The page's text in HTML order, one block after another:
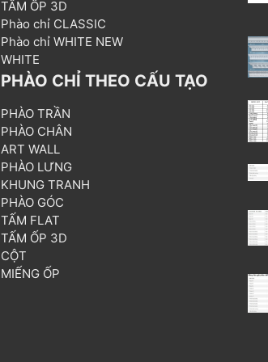
TẤM ỐP 3D
Phào chỉ CLASSIC
Phào chỉ WHITE NEW
WHITE
PHÀO CHỈ THEO CẤU TẠO
PHÀO TRẦN
PHÀO CHÂN
ART WALL
PHÀO LƯNG
KHUNG TRANH
PHÀO GÓC
TẤM FLAT
TẤM ỐP 3D
CỘT
MIẾNG ỐP